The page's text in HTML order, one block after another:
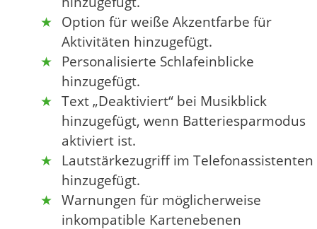
Option für weiße Akzentfarbe für
Aktivitäten hinzugefügt.
Personalisierte Schlafeinblicke
hinzugefügt.
Text „Deaktiviert“ bei Musikblick
hinzugefügt, wenn Batteriesparmodus
aktiviert ist.
Lautstärkezugriff im Telefonassistenten
hinzugefügt.
Warnungen für möglicherweise
inkompatible Kartenebenen